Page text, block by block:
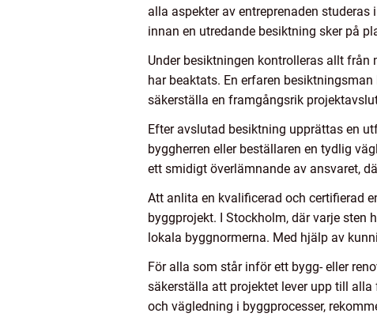
alla aspekter av entreprenaden
innan en utredande besiktning sker på
Under besiktningen kontrolleras allt
har beaktats. En erfaren
säkerställa en framgångsrik
Efter avslutad besiktning upprättas en
byggherren eller beställaren en tydlig
ett smidigt överlämnande av ansvaret,
Att anlita en kvalificerad och certifierad
byggprojekt. I Stockholm, där varje sten
lokala byggnormerna. Med hjälp av
För alla som står inför ett bygg- eller
säkerställa att projektet lever upp till
och vägledning i byggprocesser,